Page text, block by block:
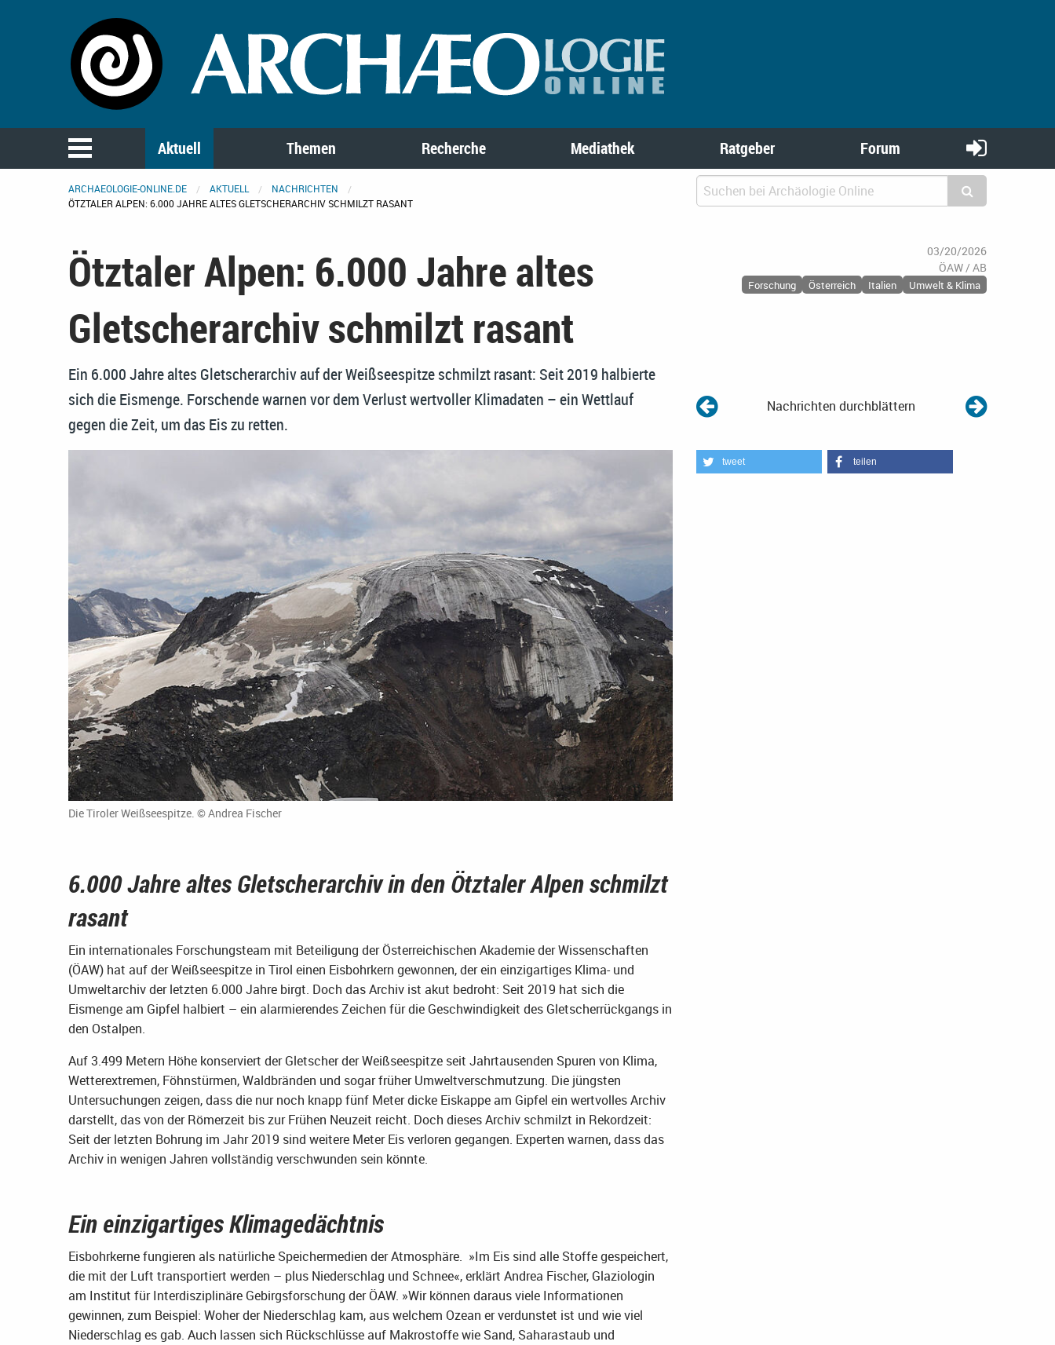
Aktuell Themen Recherche Mediathek Ratgeber Forum
ARCHAEOLOGIE-ONLINE.DE AKTUELL
NACHRICHTEN
ÖTZTALER ALPEN: 6.000 JAHRE ALTES GLETSCHERARCHIV SCHMILZT RASANT
Ötztaler Alpen: 6.000 Jahre altes
Gletscherarchiv schmilzt rasant
03/20/2026
ÖAW / AB
Forschung Österreich Italien Umwelt & Klima
Ein 6.000 Jahre altes Gletscherarchiv auf der Weißseespitze schmilzt rasant: Seit 2019 halbierte
sich die Eismenge. Forschende warnen vor dem Verlust wertvoller Klimadaten – ein Wettlauf
gegen die Zeit, um das Eis zu retten.
Nachrichten durchblättern
Die Tiroler Weißseespitze. © Andrea Fischer
6.000 Jahre altes Gletscherarchiv in den Ötztaler Alpen schmilzt
rasant
Ein internationales Forschungsteam mit Beteiligung der Österreichischen Akademie der Wissenschaften
(ÖAW) hat auf der Weißseespitze in Tirol einen Eisbohrkern gewonnen, der ein einzigartiges Klima- und
Umweltarchiv der letzten 6.000 Jahre birgt. Doch das Archiv ist akut bedroht: Seit 2019 hat sich die
Eismenge am Gipfel halbiert – ein alarmierendes Zeichen für die Geschwindigkeit des Gletscherrückgangs in
den Ostalpen.
Auf 3.499 Metern Höhe konserviert der Gletscher der Weißseespitze seit Jahrtausenden Spuren von Klima,
Wetterextremen, Föhnstürmen, Waldbränden und sogar früher Umweltverschmutzung. Die jüngsten
Untersuchungen zeigen, dass die nur noch knapp fünf Meter dicke Eiskappe am Gipfel ein wertvolles Archiv
darstellt, das von der Römerzeit bis zur Frühen Neuzeit reicht. Doch dieses Archiv schmilzt in Rekordzeit:
Seit der letzten Bohrung im Jahr 2019 sind weitere Meter Eis verloren gegangen. Experten warnen, dass das
Archiv in wenigen Jahren vollständig verschwunden sein könnte.
Ein einzigartiges Klimagedächtnis
Eisbohrkerne fungieren als natürliche Speichermedien der Atmosphäre. »Im Eis sind alle Stoffe gespeichert,
die mit der Luft transportiert werden – plus Niederschlag und Schnee«, erklärt Andrea Fischer, Glaziologin
am Institut für Interdisziplinäre Gebirgsforschung der ÖAW. »Wir können daraus viele Informationen
gewinnen, zum Beispiel: Woher der Niederschlag kam, aus welchem Ozean er verdunstet ist und wie viel
Niederschlag es gab. Auch lassen sich Rückschlüsse auf Makrostoffe wie Sand, Saharastaub und
tweet teilen